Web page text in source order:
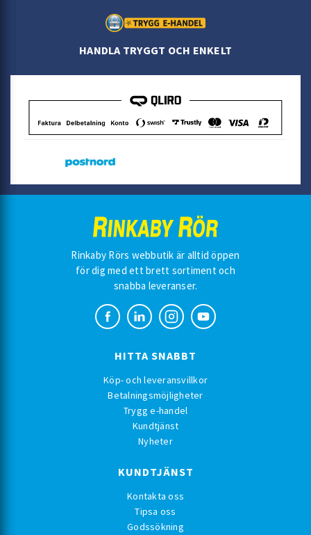
HANDLA TRYGGT OCH ENKELT
Rinkaby Rörs webbutik är alltid öppen
för dig med ett brett sortiment och
snabba leveranser.
HITTA SNABBT
Köp- och leveransvillkor
Betalningsmöjligheter
Trygg e-handel
Kundtjänst
Nyheter
KUNDTJÄNST
Kontakta oss
Tipsa oss
Godssökning